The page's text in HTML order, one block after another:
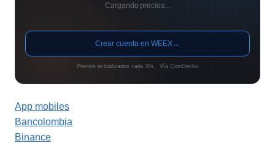
Cargando precios...
Crear cuenta en WEEX→
Precios actualizados cada 30s · Vía CoinGecko
App mobiles
Bancolombia
Binance